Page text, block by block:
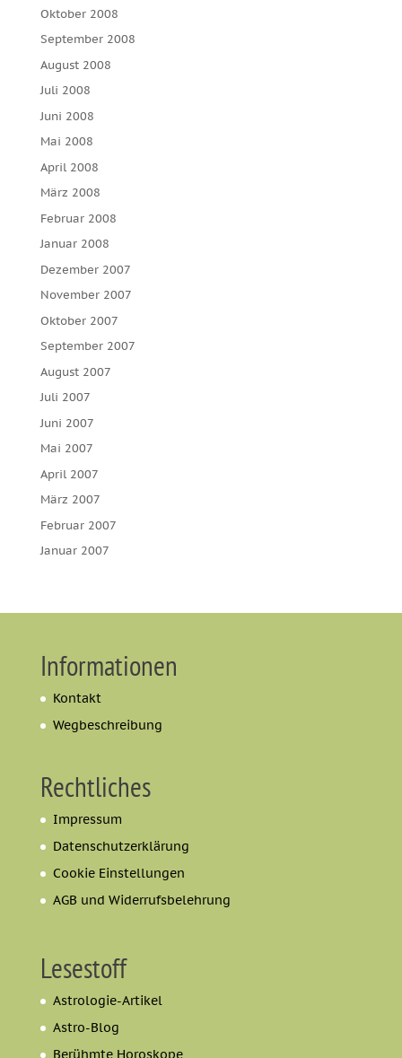
Oktober 2008
September 2008
August 2008
Juli 2008
Juni 2008
Mai 2008
April 2008
März 2008
Februar 2008
Januar 2008
Dezember 2007
November 2007
Oktober 2007
September 2007
August 2007
Juli 2007
Juni 2007
Mai 2007
April 2007
März 2007
Februar 2007
Januar 2007
Informationen
Kontakt
Wegbeschreibung
Rechtliches
Impressum
Datenschutzerklärung
Cookie Einstellungen
AGB und Widerrufsbelehrung
Lesestoff
Astrologie-Artikel
Astro-Blog
Berühmte Horoskope